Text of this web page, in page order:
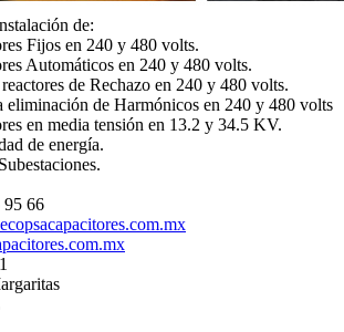
de:
Fijos en 240 y 480 volts.
Automáticos en 240 y 480 volts.
de Rechazo en 240 y 480 volts.
eliminación de Harmónicos en 240 y 480 volts
en media tensión en 13.2 y 34.5 KV.
de energía.
95 66